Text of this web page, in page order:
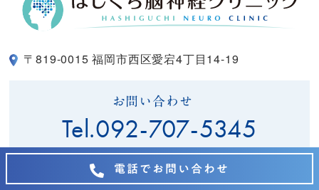
電話でお問い合わせ
〒819-0015 福岡市西区愛宕4丁目14-19
お問い合わせ
Tel.092-707-5345
診療科目 脳神経外科